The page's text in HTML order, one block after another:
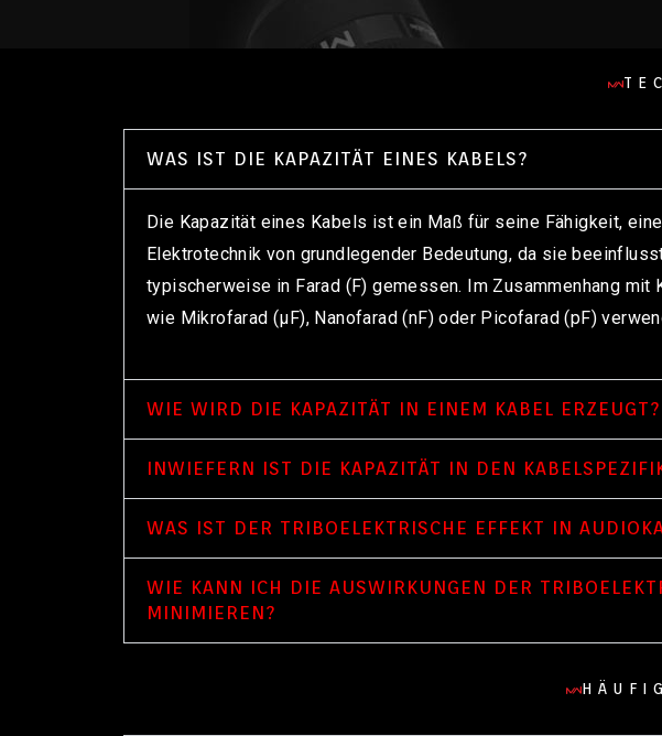
WAS IST DIE KAPAZITÄT EINES KABELS?
Die Kapazität eines Kabels ist ein Maß für seine Fähigkeit,
Elektrotechnik von grundlegender Bedeutung, da sie
typischerweise in Farad (F) gemessen. Im Zusammenhang
wie Mikrofarad (μF), Nanofarad (nF) oder Picofarad (pF)
WIE WIRD DIE KAPAZITÄT IN EINEM KABEL ERZEUGT?
INWIEFERN IST DIE KAPAZITÄT IN DEN
WAS IST DER TRIBOELEKTRISCHE EFFEKT IN
WIE KANN ICH DIE AUSWIRKUNGEN DER
MINIMIEREN?